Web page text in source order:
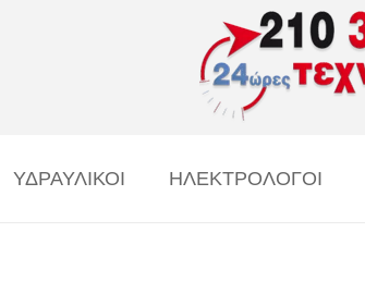
ΥΔΡΑΥΛΙΚΟΙ ΗΛΕΚΤΡΟΛΟΓΟΙ